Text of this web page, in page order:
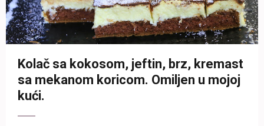
Kolač sa kokosom, jeftin, brz, kremast
sa mekanom koricom. Omiljen u mojoj
kući.